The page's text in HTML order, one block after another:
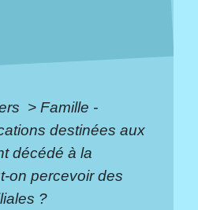
> Famille -
destinées aux
décédé à la
on percevoir des
?